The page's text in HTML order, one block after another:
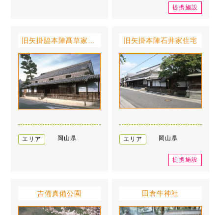
提携施設
エリア 岡山県
旧矢掛本陣石井家住宅
エリア 岡山県
提携施設
吉備真備公園 田倉牛神社